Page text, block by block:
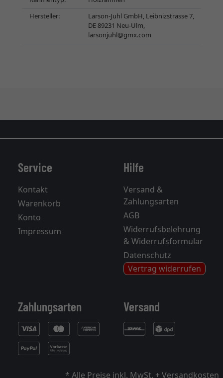
Hersteller:
Larson-Juhl GmbH, Leibnizstrasse 7,
DE 89231 Neu-Ulm,
larsonjuhl@gmx.com
Service
Kontakt
Warenkorb
Konto
Impressum
Hilfe
Versand &
Zahlungsarten
AGB
Widerrufsbelehrung
& Widerrufsformular
Datenschutz
Vertrag widerrufen
Zahlungsarten Versand
* Alle Preise inkl. MwSt. +Versandkosten